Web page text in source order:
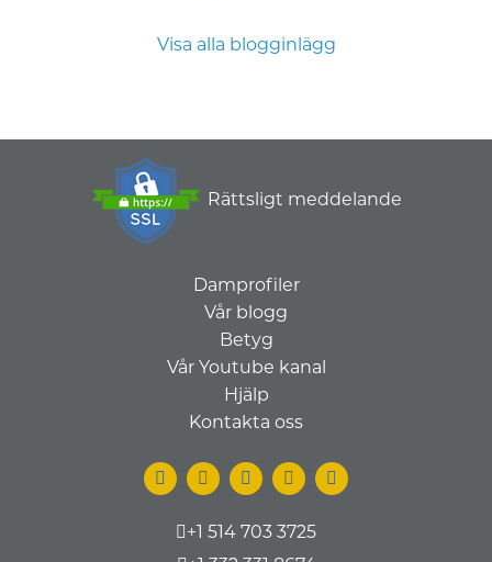
Visa alla blogginlägg
Rättsligt meddelande
Damprofiler
Vår blogg
Betyg
Vår Youtube kanal
Hjälp
Kontakta oss
+1 514 703 3725